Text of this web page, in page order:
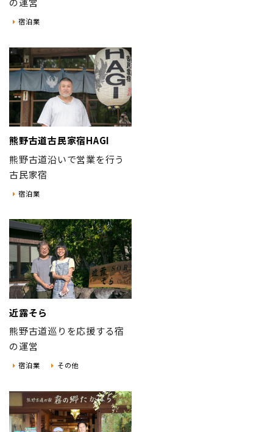
宿泊業
熊野古道古民家宿HAGI
熊野古道沿いで営業を行う
古民家宿
宿泊業
近露そら
熊野古道巡りを応援する宿
の運営
宿泊業 その他